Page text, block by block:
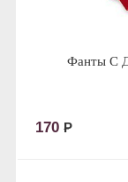
Фанты С
170 Р